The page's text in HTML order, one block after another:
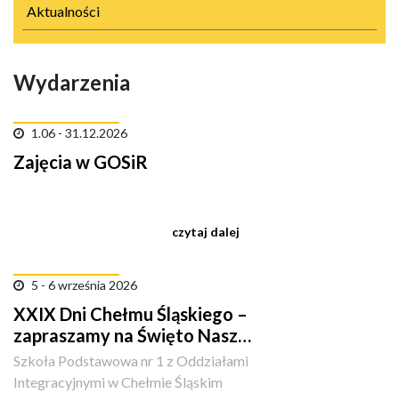
Aktualności
Wydarzenia
1.06 - 31.12.2026
Zajęcia w GOSiR
czytaj dalej
5 - 6 września 2026
XXIX Dni Chełmu Śląskiego –
zapraszamy na Święto Naszej
Gminy!
Szkoła Podstawowa nr 1 z Oddziałami
Integracyjnymi w Chełmie Śląskim